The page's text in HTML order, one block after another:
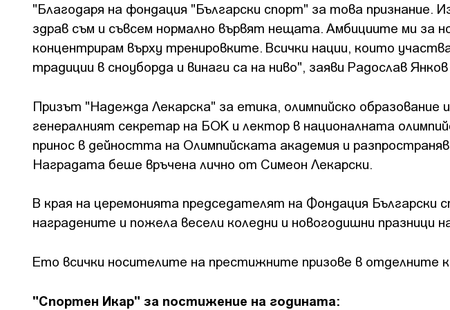
"Благодаря на фондация "Български спорт" за това признание.
здрав съм и съвсем нормално вървят нещата. Амбициите ми за
концентрирам върху тренировките. Всички нации, които
традиции в сноуборда и винаги са на ниво", заяви Радослав
Призът "Надежда Лекарска" за етика, олимпийско образование
генералният секретар на БОК и лектор в националната
принос в дейността на Олимпийската академия и
Наградата беше връчена лично от Симеон Лекарски.
В края на церемонията председателят на Фондация Български
наградените и пожела весели коледни и новогодишни празници
Ето всички носителите на престижните призове в отделните
"Спортен Икар" за постижение на годината: